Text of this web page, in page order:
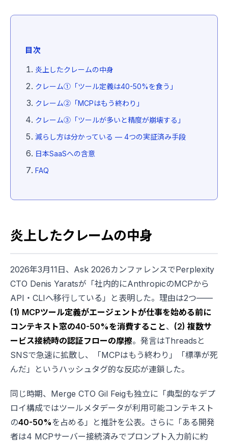
目次
炎上したクレームの中身
クレーム①「ツール定義は40-50%を食う」
クレーム②「MCPはもう終わり」
クレーム③「ツールが多いと精度が崩壊する」
減らし方は分かっている — 4つの実証済み手段
日本SaaSへの含意
FAQ
炎上したクレームの中身
2026年3月11日、Ask 2026カンファレンスでPerplexity
CTO Denis Yaratsが「社内的にAnthropicのMCPから
API・CLIへ移行している」と表明した。理由は2つ——
(1) MCPツール定義がエージェントが仕事を始める前に
コンテキスト窓の40-50%を消費すること、 (2) 複数サ
ービス接続時の認証フローの摩擦。発言はThreadsと
SNSで急速に拡散し、「MCPはもう終わり」「標準が死
んだ」というハッシュタグ的な反応が連鎖した。
同じ時期、Merge CTO Gil Feigも独立に「典型的なデプ
ロイ構成ではツールメタデータが利用可能コンテキスト
の40-50% を占める」と推計を公表。さらに「ある開発
者は4 MCPサーバー接続済みでプロンプト入力前に約